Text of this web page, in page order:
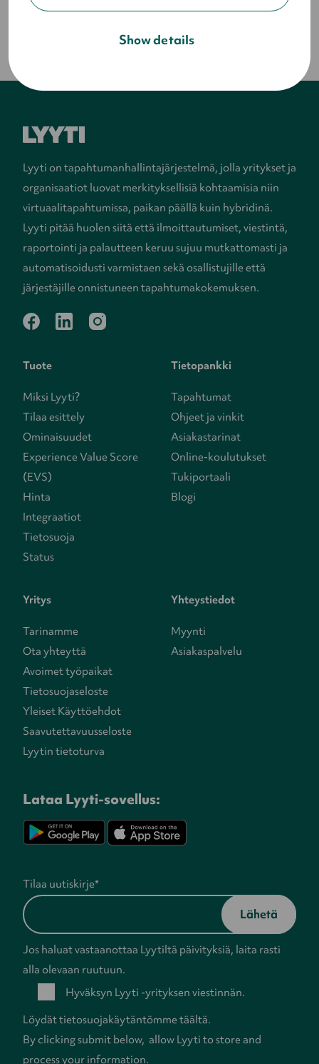
Show details
Lyyti on tapahtumanhallintajärjestelmä, jolla yritykset ja
organisaatiot luovat merkityksellisiä kohtaamisia niin
virtuaalitapahtumissa, paikan päällä kuin hybridinä.
Lyyti pitää huolen siitä että ilmoittautumiset, viestintä,
raportointi ja palautteen keruu sujuu mutkattomasti ja
automatisoidusti varmistaen sekä osallistujille että
järjestäjille onnistuneen tapahtumakokemuksen.
facebooklinkedininstagram
Tuote
Miksi Lyyti?
Tilaa esittely
Ominaisuudet
Experience Value Score
(EVS)
Hinta
Integraatiot
Tietosuoja
Status
Tietopankki
Tapahtumat
Ohjeet ja vinkit
Asiakastarinat
Online-koulutukset
Tukiportaali
Blogi
Yritys
Tarinamme
Ota yhteyttä
Avoimet työpaikat
Tietosuojaseloste
Yleiset Käyttöehdot
Saavutettavuusseloste
Lyytin tietoturva
Yhteystiedot
Myynti
Asiakaspalvelu
Tilaa uutiskirje*
Jos haluat vastaanottaa Lyytiltä päivityksiä, laita rasti
alla olevaan ruutuun.
Hyväksyn Lyyti -yrityksen viestinnän.
Löydät tietosuojakäytäntömme täältä.
By clicking submit below, allow Lyyti to store and
process your information.
Lataa Lyyti-sovellus: